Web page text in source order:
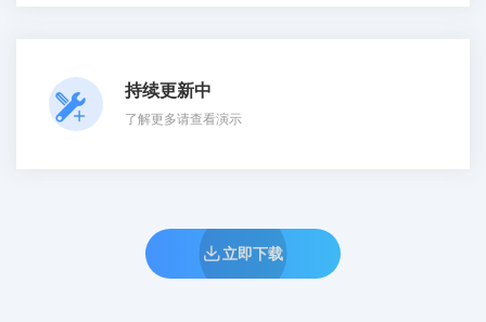
持续更新中
了解更多请查看演示
立即下载